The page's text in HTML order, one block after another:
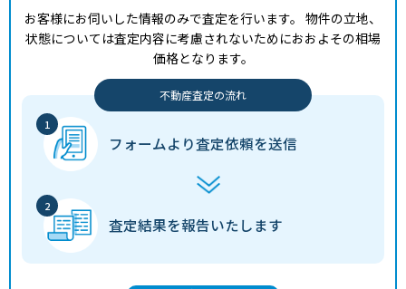
お客様にお伺いした情報のみで査定を行います。 物件の立地、
状態については査定内容に考慮されないためにおおよその相場
価格となります。
不動産査定の流れ
フォームより査定依頼を送信
査定結果を報告いたします